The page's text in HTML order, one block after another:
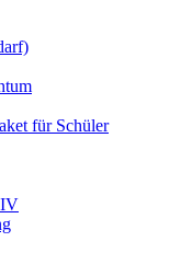
für Schüler
IV